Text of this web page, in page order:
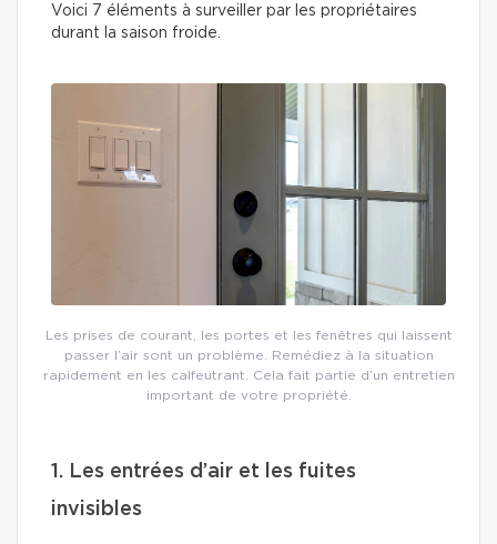
Voici 7 éléments à surveiller par les propriétaires
durant la saison froide.
Les prises de courant, les portes et les fenêtres qui laissent
passer l’air sont un problème. Remédiez à la situation
rapidement en les calfeutrant. Cela fait partie d’un entretien
important de votre propriété.
1. Les entrées d’air et les fuites
invisibles